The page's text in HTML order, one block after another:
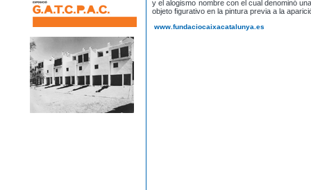
y el alogismo nombre con el cual denominó
objeto figurativo en la pintura previa a la
www.fundaciocaixacatalunya.es